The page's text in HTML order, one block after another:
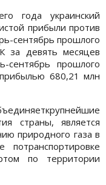
года украинский
прибыли против
сентябрь прошлого
за девять месяцев
сентябрь прошлого
680,21 млн
страны, является
природного газа в
по территории